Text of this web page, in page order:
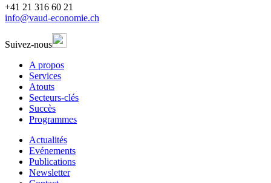
+41 21 316 60 21
info@vaud-economie.ch
Suivez-nous
A propos
Services
Atouts
Secteurs-clés
Succès
Programmes
Actualités
Evénements
Publications
Newsletter